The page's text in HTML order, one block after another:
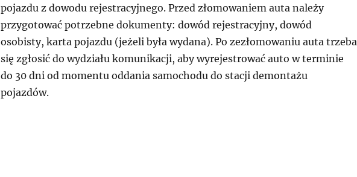
pojazdu z dowodu rejestracyjnego. Przed złomowaniem auta należy
przygotować potrzebne dokumenty: dowód rejestracyjny, dowód
osobisty, karta pojazdu (jeżeli była wydana). Po zezłomowaniu auta trzeba
się zgłosić do wydziału komunikacji, aby wyrejestrować auto w terminie
do 30 dni od momentu oddania samochodu do stacji demontażu
pojazdów.